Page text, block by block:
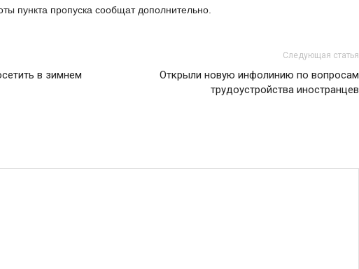
пункта пропуска сообщат дополнительно.
в зимнем
Следующая статья
Открыли новую инфолинию по вопросам
трудоустройства иностранцев